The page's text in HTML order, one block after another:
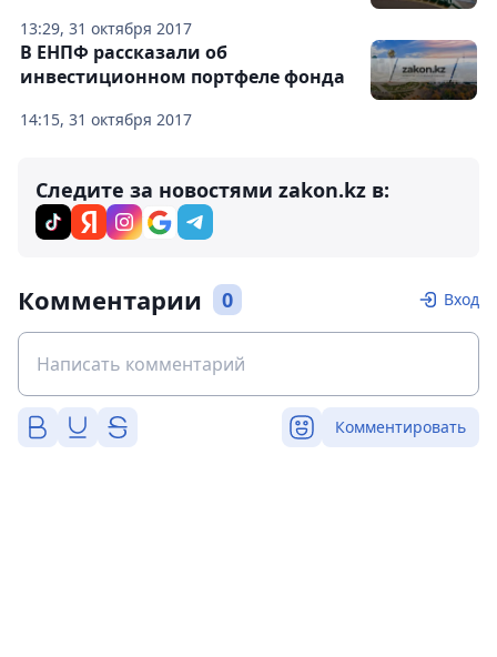
13:29, 31 октября 2017
14:15, 31 октября 2017
В ЕНПФ рассказали об
инвестиционном портфеле фонда
Следите за новостями zakon.kz в:
Комментарии 0 Вход
Комментировать